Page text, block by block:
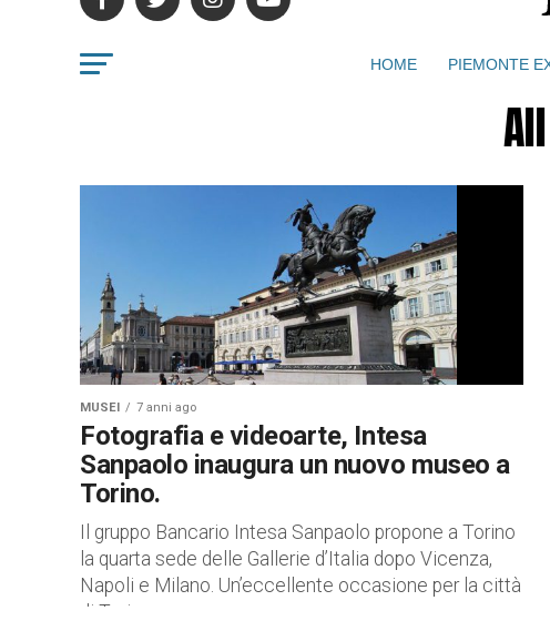
HOME PIEMONTE
MUSEI 7 anni ago
Fotografia e videoarte, Intesa
Sanpaolo inaugura un nuovo museo a
Torino.
Il gruppo Bancario Intesa Sanpaolo propone a Torino
la quarta sede delle Gallerie d’Italia dopo Vicenza,
Napoli e Milano. Un’eccellente occasione per la città
di Torino,...